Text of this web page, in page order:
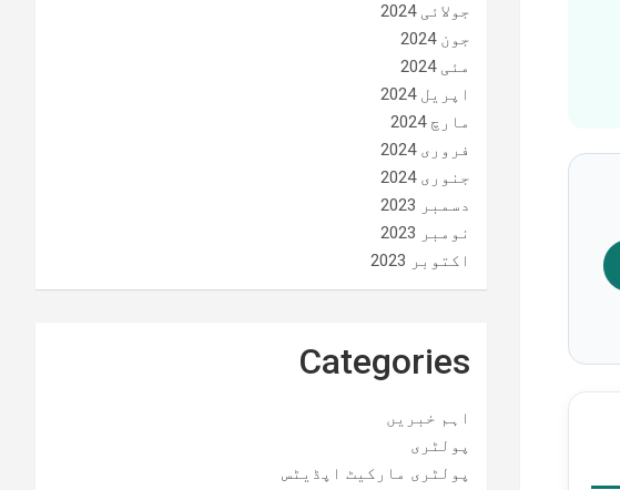
جولائی 2024
جون 2024
مئی 2024
اپریل 2024
مارچ 2024
فروری 2024
جنوری 2024
دسمبر 2023
نومبر 2023
اکتوبر 2023
Categories
اہم خبریں
پولٹری
پولٹری مارکیٹ اپڈیٹس